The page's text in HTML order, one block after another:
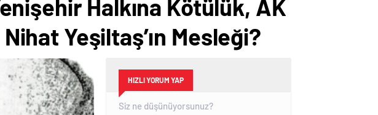
Halkına Kötülük, AK
Yeşiltaş’ın Mesleği?
HIZLI YORUM YAP